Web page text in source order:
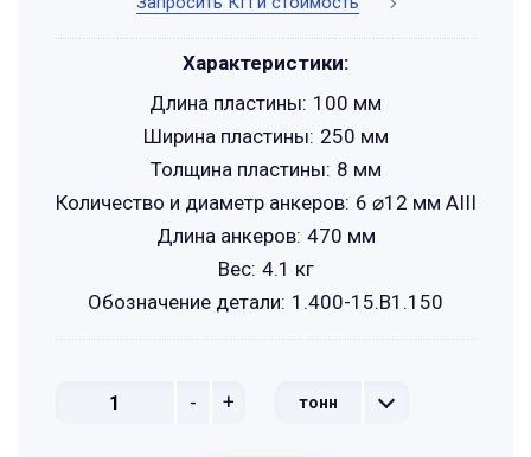
- + тонн
Характеристики:
Длина пластины: 100 мм
Ширина пластины: 250 мм
Толщина пластины: 8 мм
Количество и диаметр анкеров: 6 ⌀12 мм АIII
Длина анкеров: 470 мм
Вес: 4.1 кг
Обозначение детали: 1.400-15.B1.150